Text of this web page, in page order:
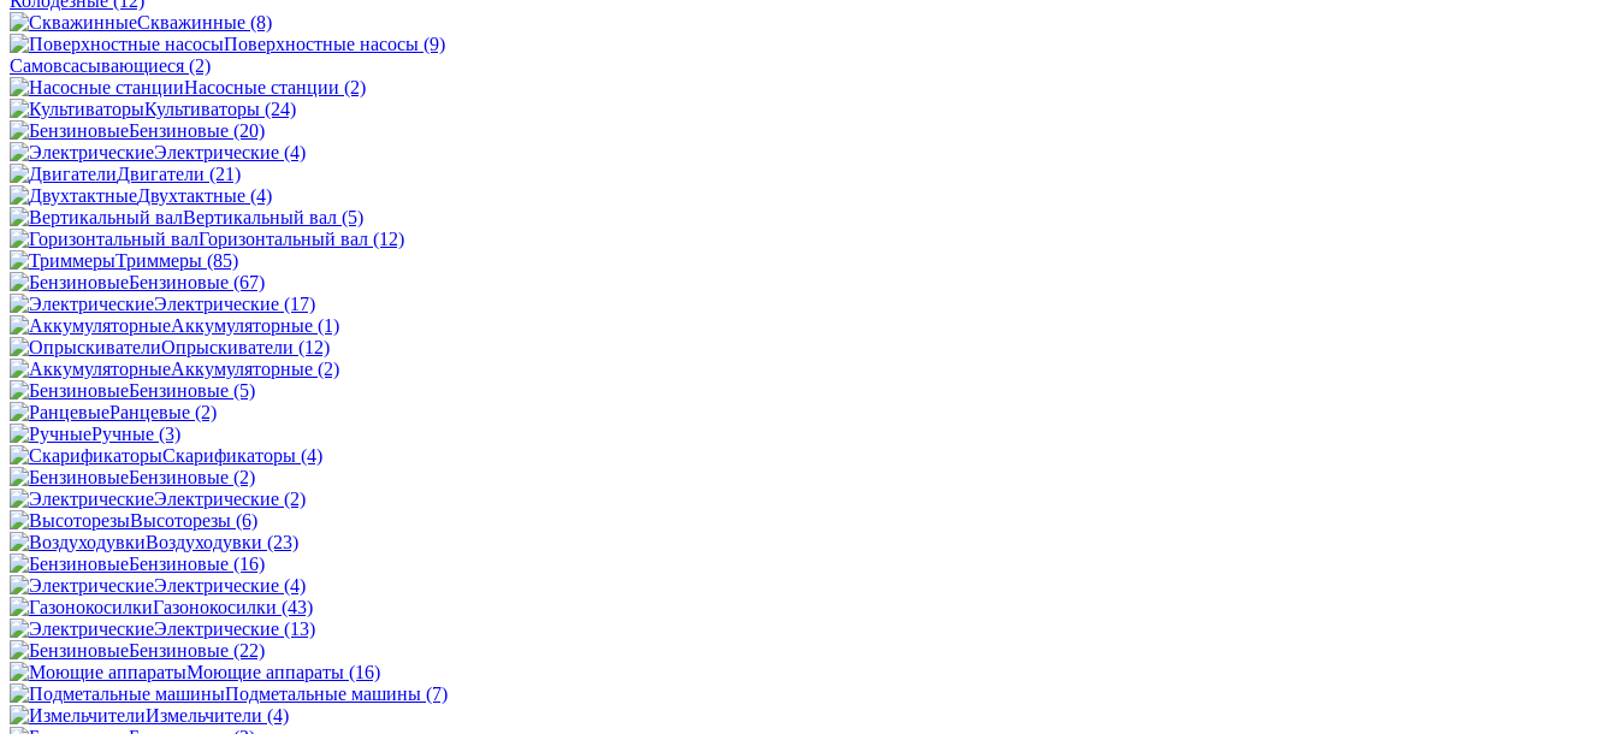
Скважинные (8)
Поверхностные насосы (9)
Самовсасывающиеся (2)
Насосные станции (2)
Культиваторы (24)
Бензиновые (20)
Электрические (4)
Двигатели (21)
Двухтактные (4)
Вертикальный вал (5)
Горизонтальный вал (12)
Триммеры (85)
Бензиновые (67)
Электрические (17)
Аккумуляторные (1)
Опрыскиватели (12)
Аккумуляторные (2)
Бензиновые (5)
Ранцевые (2)
Ручные (3)
Скарификаторы (4)
Бензиновые (2)
Электрические (2)
Высоторезы (6)
Воздуходувки (23)
Бензиновые (16)
Электрические (4)
Газонокосилки (43)
Электрические (13)
Бензиновые (22)
Моющие аппараты (16)
Подметальные машины (7)
Измельчители (4)